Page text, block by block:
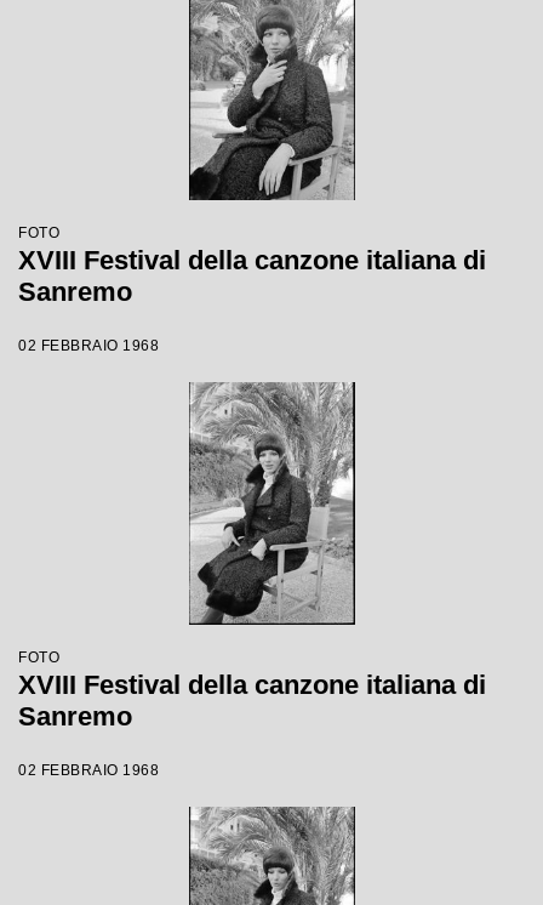
FOTO
XVIII Festival della canzone italiana di
Sanremo
02 FEBBRAIO 1968
FOTO
XVIII Festival della canzone italiana di
Sanremo
02 FEBBRAIO 1968